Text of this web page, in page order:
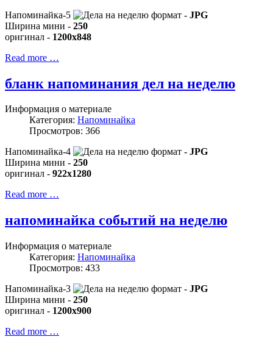
Напоминайка-5
формат - JPG
Ширина мини - 250
оригинал - 1200x848
Read more …
бланк напоминания дел на неделю
Информация о материале
Категория: Напоминайка
Просмотров: 366
Напоминайка-4
формат - JPG
Ширина мини - 250
оригинал - 922x1280
Read more …
напоминайка событий на неделю
Информация о материале
Категория: Напоминайка
Просмотров: 433
Напоминайка-3
формат - JPG
Ширина мини - 250
оригинал - 1200x900
Read more …